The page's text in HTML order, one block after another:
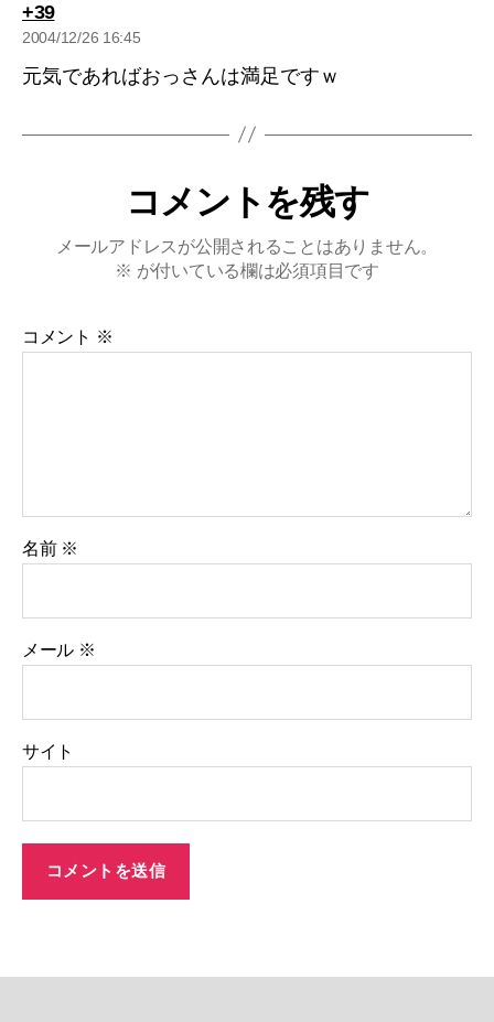
+39の
発
2004/12/26 16:45
元気であればおっさんは満足ですｗ
コメントを残す
メールアドレスが公開されることはありません。
※ が付いている欄は必須項目です
コメント ※
名前 ※
メール ※
サイト